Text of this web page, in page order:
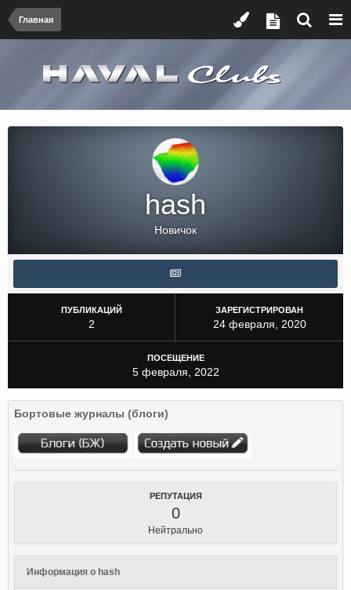
Главная
hash
Новичок
ПУБЛИКАЦИЙ
2
ЗАРЕГИСТРИРОВАН
24 февраля, 2020
ПОСЕЩЕНИЕ
5 февраля, 2022
Бортовые журналы (блоги)
РЕПУТАЦИЯ
0
Нейтрально
Информация о hash